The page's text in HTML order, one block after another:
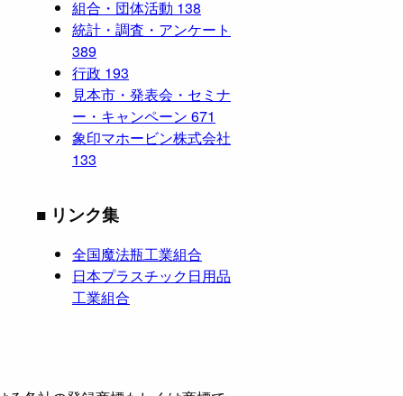
組合・団体活動 138
統計・調査・アンケート
389
行政 193
見本市・発表会・セミナ
ー・キャンペーン 671
象印マホービン株式会社
133
■ リンク集
全国魔法瓶工業組合
日本プラスチック日用品
工業組合